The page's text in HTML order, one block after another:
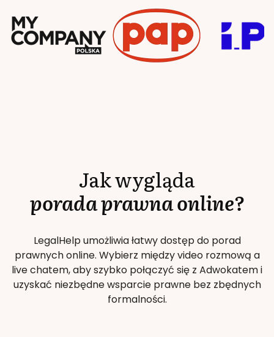
Jak wygląda
porada prawna online?
LegalHelp umożliwia łatwy dostęp do porad
prawnych online. Wybierz między video rozmową a
live chatem, aby szybko połączyć się z Adwokatem i
uzyskać niezbędne wsparcie prawne bez zbędnych
formalności.